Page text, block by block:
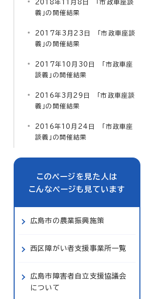
2018年11月8日 「市政車座談
義」の開催結果
2017年3月23日 「市政車座談
義」の開催結果
2017年10月30日 「市政車座
談義」の開催結果
2016年3月29日 「市政車座談
義」の開催結果
2016年10月24日 「市政車座
談義」の開催結果
このページを見た人は
こんなページも見ています
広島市の農業振興施策
西区障がい者支援事業所一覧
広島市障害者自立支援協議会
について